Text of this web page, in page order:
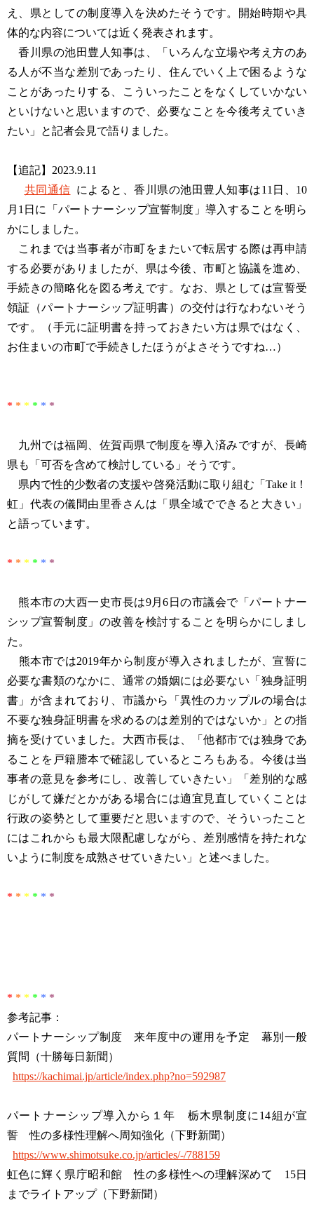
え、県としての制度導入を決めたそうです。開始時期や具
体的な内容については近く発表されます。
香川県の池田豊人知事は、「いろんな立場や考え方のあ
る人が不当な差別であったり、住んでいく上で困るような
ことがあったりする、こういったことをなくしていかない
といけないと思いますので、必要なことを今後考えていき
たい」と記者会見で語りました。
【追記】2023.9.11
共同通信 によると、香川県の池田豊人知事は11日、10
月1日に「パートナーシップ宣誓制度」導入することを明ら
かにしました。
これまでは当事者が市町をまたいで転居する際は再申請
する必要がありましたが、県は今後、市町と協議を進め、
手続きの簡略化を図る考えです。なお、県としては宣誓受
領証（パートナーシップ証明書）の交付は行なわないそう
です。（手元に証明書を持っておきたい方は県ではなく、
お住まいの市町で手続きしたほうがよさそうですね…）
* * * * * *
九州では福岡、佐賀両県で制度を導入済みですが、長崎
県も「可否を含めて検討している」そうです。
県内で性的少数者の支援や啓発活動に取り組む「Take it！
虹」代表の儀間由里香さんは「県全域でできると大きい」
と語っています。
* * * * * *
熊本市の大西一史市長は9月6日の市議会で「パートナー
シップ宣誓制度」の改善を検討することを明らかにしまし
た。
熊本市では2019年から制度が導入されましたが、宣誓に
必要な書類のなかに、通常の婚姻には必要ない「独身証明
書」が含まれており、市議から「異性のカップルの場合は
不要な独身証明書を求めるのは差別的ではないか」との指
摘を受けていました。大西市長は、「他都市では独身であ
ることを戸籍謄本で確認しているところもある。今後は当
事者の意見を参考にし、改善していきたい」「差別的な感
じがして嫌だとかがある場合には適宜見直していくことは
行政の姿勢として重要だと思いますので、そういったこと
にはこれからも最大限配慮しながら、差別感情を持たれな
いように制度を成熟させていきたい」と述べました。
* * * * * *
* * * * * *
参考記事：
パートナーシップ制度 来年度中の運用を予定 幕別一般
質問（十勝毎日新聞）
https://kachimai.jp/article/index.php?no=592987
パートナーシップ導入から１年 栃木県制度に14組が宣
誓 性の多様性理解へ周知強化（下野新聞）
https://www.shimotsuke.co.jp/articles/-/788159
虹色に輝く県庁昭和館 性の多様性への理解深めて 15日
までライトアップ（下野新聞）